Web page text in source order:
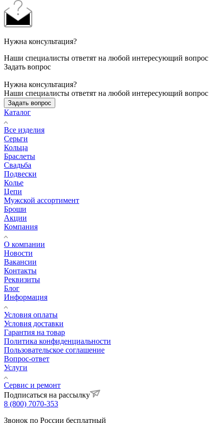
Нужна консультация?
Наши специалисты ответят на любой интересующий вопрос
Задать вопрос
Нужна консультация?
Наши специалисты ответят на любой интересующий вопрос
Задать вопрос
Каталог
Все изделия
Серьги
Кольца
Браслеты
Свадьба
Подвески
Колье
Цепи
Мужской ассортимент
Броши
Акции
Компания
О компании
Новости
Вакансии
Контакты
Реквизиты
Блог
Информация
Условия оплаты
Условия доставки
Гарантия на товар
Политика конфиденциальности
Пользовательское соглашение
Вопрос-ответ
Услуги
Сервис и ремонт
Подписаться на рассылку
8 (800) 7070-353
Звонок по России бесплатный